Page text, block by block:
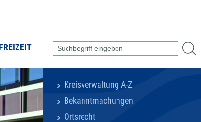
FREIZEIT
Kreisverwaltung A-Z
Bekanntmachungen
Ortsrecht